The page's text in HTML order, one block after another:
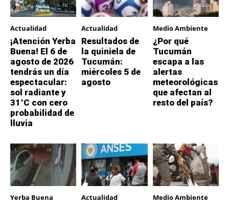
Actualidad
¡Atención Yerba
Buena! El 6 de
agosto de 2026
tendrás un día
espectacular:
sol radiante y
31°C con cero
probabilidad de
lluvia
Actualidad
Resultados de
la quiniela de
Tucumán:
miércoles 5 de
agosto
Medio Ambiente
¿Por qué
Tucumán
escapa a las
alertas
meteorológicas
que afectan al
resto del país?
Yerba Buena Actualidad Medio Ambiente